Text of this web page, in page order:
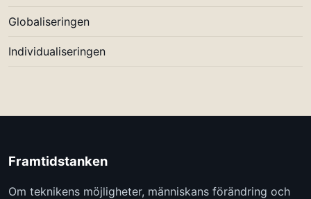
Globaliseringen
Individualiseringen
Framtidstanken
Om teknikens möjligheter, människans förändring och